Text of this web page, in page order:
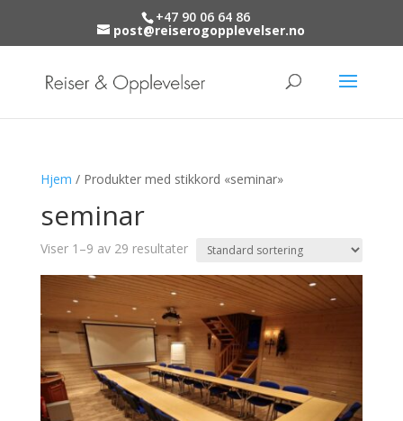
+47 90 06 64 86
post@reiserogopplevelser.no
Hjem / Produkter med stikkord «seminar»
seminar
Viser 1–9 av 29 resultater